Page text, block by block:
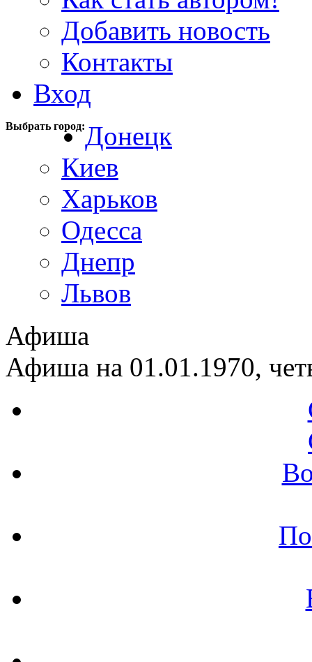
Добавить новость
Контакты
Вход
Выбрать город:Донецк
Киев
Харьков
Одесса
Днепр
Львов
Афиша
Афиша на 01.01.1970,